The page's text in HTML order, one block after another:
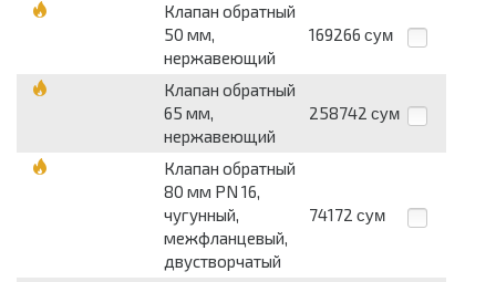
Клапан обратный
50 мм,
нержавеющий
169266 сум
Клапан обратный
65 мм,
нержавеющий
258742 сум
Клапан обратный
80 мм PN 16,
чугунный,
межфланцевый,
двустворчатый
74172 сум